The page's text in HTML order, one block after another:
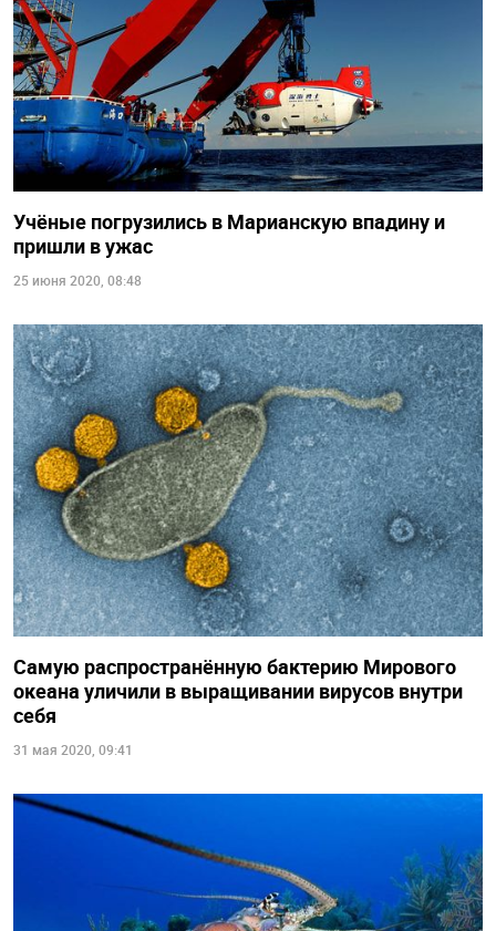
Учёные погрузились в Марианскую впадину и
пришли в ужас
25 июня 2020, 08:48
Самую распространённую бактерию Мирового
океана уличили в выращивании вирусов внутри
себя
31 мая 2020, 09:41